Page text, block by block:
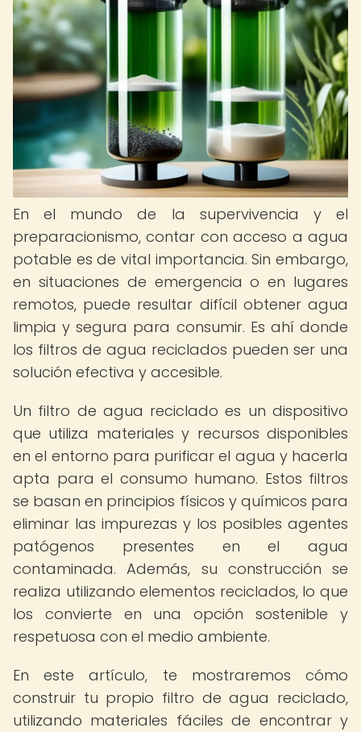
En el mundo de la supervivencia y el
preparacionismo, contar con acceso a agua
potable es de vital importancia. Sin embargo,
en situaciones de emergencia o en lugares
remotos, puede resultar difícil obtener agua
limpia y segura para consumir. Es ahí donde
los filtros de agua reciclados pueden ser una
solución efectiva y accesible.
Un filtro de agua reciclado es un dispositivo
que utiliza materiales y recursos disponibles
en el entorno para purificar el agua y hacerla
apta para el consumo humano. Estos filtros
se basan en principios físicos y químicos para
eliminar las impurezas y los posibles agentes
patógenos presentes en el agua
contaminada. Además, su construcción se
realiza utilizando elementos reciclados, lo que
los convierte en una opción sostenible y
respetuosa con el medio ambiente.
En este artículo, te mostraremos cómo
construir tu propio filtro de agua reciclado,
utilizando materiales fáciles de encontrar y